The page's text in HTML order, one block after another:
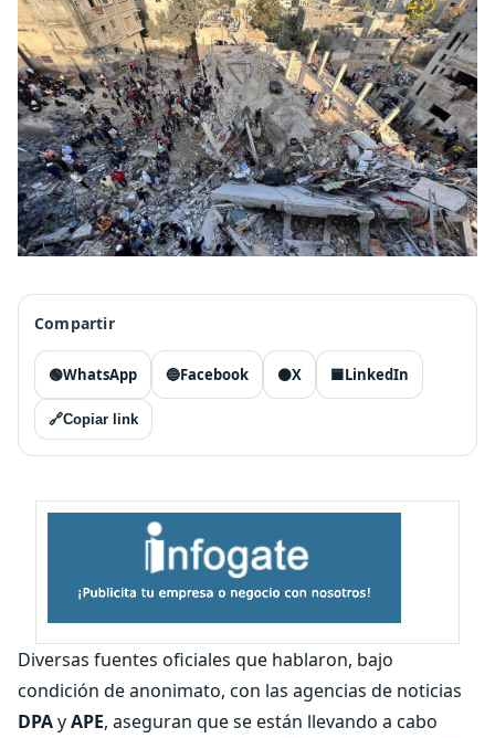
Compartir
🟢WhatsApp 🔵Facebook ⚫X 🟦LinkedIn
🔗Copiar link
Diversas fuentes oficiales que hablaron, bajo
condición de anonimato, con las agencias de noticias
DPAyAPE, aseguran que se están llevando a cabo